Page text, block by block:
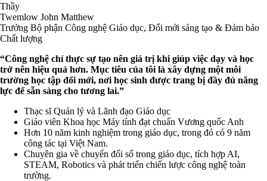
Thầy
Twemlow John Matthew
Trưởng Bộ phận Công nghệ Giáo dục, Đổi mới sáng tạo & Đảm bảo
Chất lượng
“Công nghệ chỉ thực sự tạo nên giá trị khi giúp việc dạy và học
trở nên hiệu quả hơn. Mục tiêu của tôi là xây dựng một môi
trường học tập đổi mới, nơi học sinh được trang bị đầy đủ năng
lực để sẵn sàng cho tương lai.”
Thạc sĩ Quản lý và Lãnh đạo Giáo dục
Giáo viên Khoa học Máy tính đạt chuẩn Vương quốc Anh
Hơn 10 năm kinh nghiệm trong giáo dục, trong đó có 9 năm
công tác tại Việt Nam.
Chuyên gia về chuyển đổi số trong giáo dục, tích hợp AI,
STEAM, Robotics và phát triển chiến lược công nghệ toàn
trường.